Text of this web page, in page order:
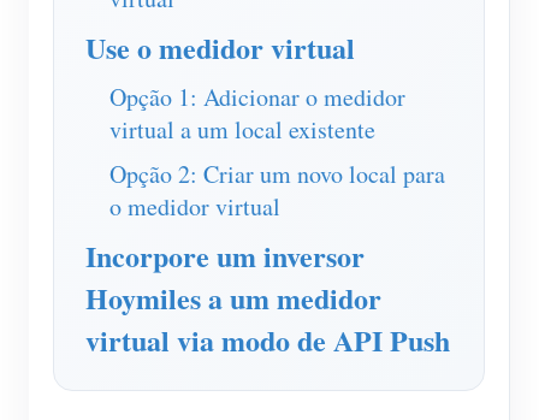
Vídeo tutorial
Notícias
Blog
Centro de contribuidores
Atividades IAMMETER
Fórum
App Loja
Ranking FV
Contato
Sobre nós
Use o medidor virtual
Opção 1: Adicionar o medidor
virtual a um local existente
Opção 2: Criar um novo local para
o medidor virtual
Incorpore um inversor
Hoymiles a um medidor
virtual via modo de API Push